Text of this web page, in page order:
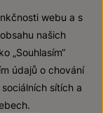
webu a s
našich
„Souhlasím“
údajů o chování
sítích a